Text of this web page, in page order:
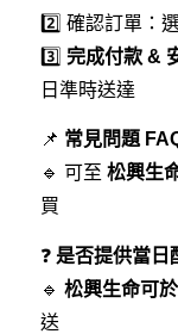
2️⃣ 確認訂單：
3️⃣ 完成付款 &
日準時送達
📌 常見問題
🔹 可至 松興生
買
❓ 是否提供當日
🔹 松興生命可
送